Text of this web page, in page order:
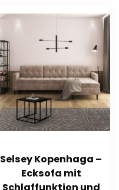
Selsey Kopenhaga –
Ecksofa mit